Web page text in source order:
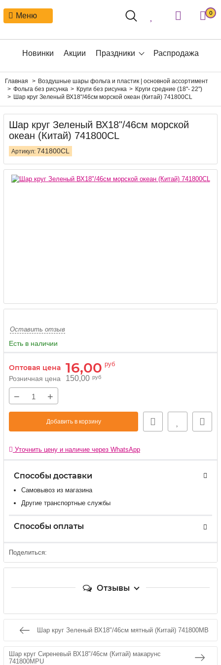
Меню 0
Новинки Акции Праздники Распродажа
Главная
Воздушные шары фольга и пластик | основной ассортимент
Фольга без рисунка
Круги без рисунка
Круги средние (18"- 22")
Шар круг Зеленый ВХ18"/46см морской океан (Китай) 741800CL
Шар круг Зеленый ВХ18"/46см морской
океан (Китай) 741800CL
Артикул: 741800CL
Оставить отзыв
Есть в наличии
Оптовая цена 16,00 руб
Розничная цена 150,00 руб
− +
Добавить в корзину
Уточнить цену и наличие через WhatsApp
Способы доставки
Самовывоз из магазина
Другие транспортные службы
Способы оплаты
Поделиться:
Отзывы
Шар круг Зеленый ВХ18"/46см мятный (Китай) 741800MB
Шар круг Сиреневый ВХ18"/46см (Китай) макарунс
741800MPU